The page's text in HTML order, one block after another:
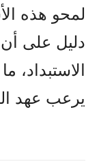
لمحو هذه
دليل على
الاستبداد،
يرعب عهد